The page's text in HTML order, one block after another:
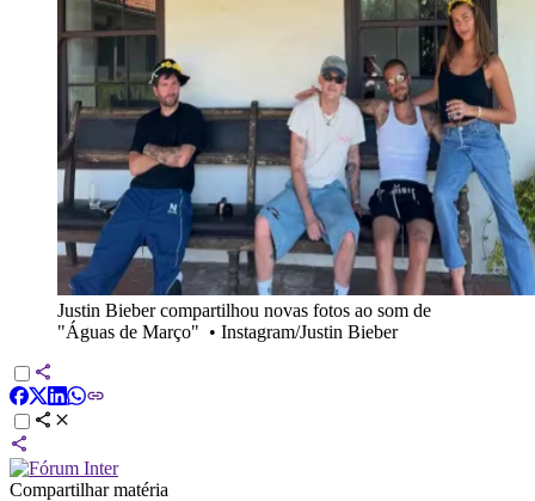
Justin Bieber compartilhou novas fotos ao som de
"Águas de Março" • Instagram/Justin Bieber
Compartilhar matéria